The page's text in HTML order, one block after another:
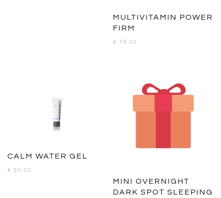
MULTIVITAMIN POWER
FIRM
€ 79,00
CALM WATER GEL
€ 60,00
MINI OVERNIGHT
DARK SPOT SLEEPING